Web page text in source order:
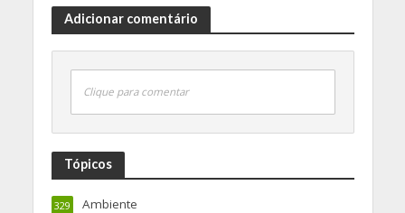
Adicionar comentário
Clique para comentar
Tópicos
Ambiente
329